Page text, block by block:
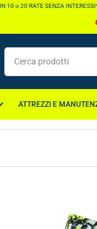
o 20 RATE SENZA INTERESSI*
Cerca
prodotti
ATTREZZI E